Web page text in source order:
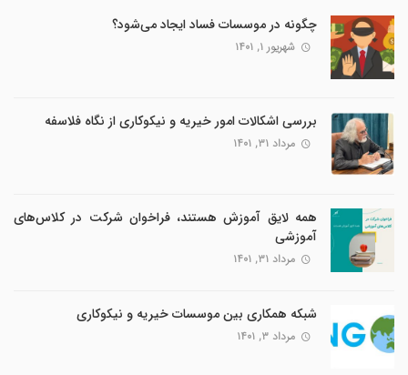
چگونه در موسسات فساد ایجاد می‌شود؟
شهریور ۱, ۱۴۰۱
بررسی اشکالات امور خیریه و نیکوکاری از نگاه فلاسفه
مرداد ۳۱, ۱۴۰۱
همه لایق آموزش هستند، فراخوان شرکت در کلاس‌های
آموزشی
مرداد ۳۱, ۱۴۰۱
شبکه همکاری بین موسسات خیریه و نیکوکاری
مرداد ۳, ۱۴۰۱